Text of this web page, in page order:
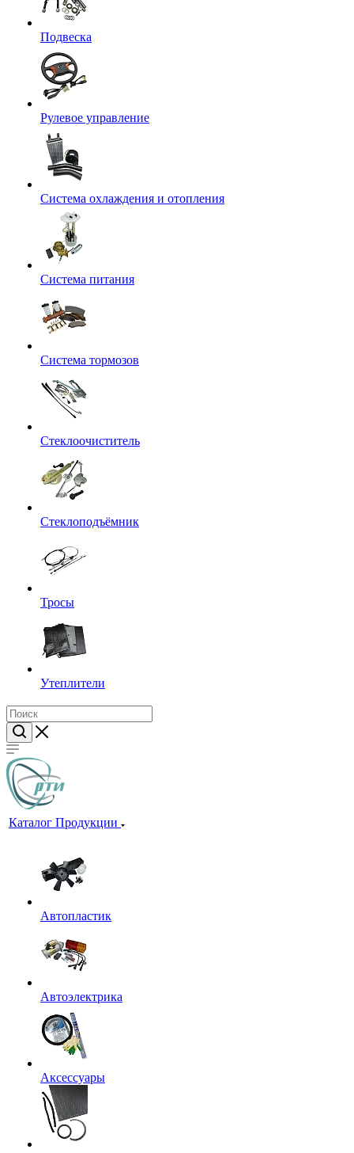
Подвеска
Рулевое управление
Система охлаждения и отопления
Система питания
Система тормозов
Стеклоочиститель
Стеклоподъёмник
Тросы
Утеплители
Каталог Продукции
Автопластик
Автоэлектрика
Аксессуары